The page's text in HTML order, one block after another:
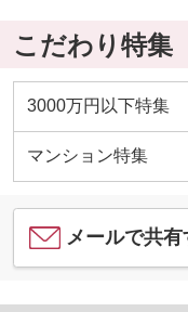
こだわり特集
3000万円以下特集
マンション特集
メールで共有